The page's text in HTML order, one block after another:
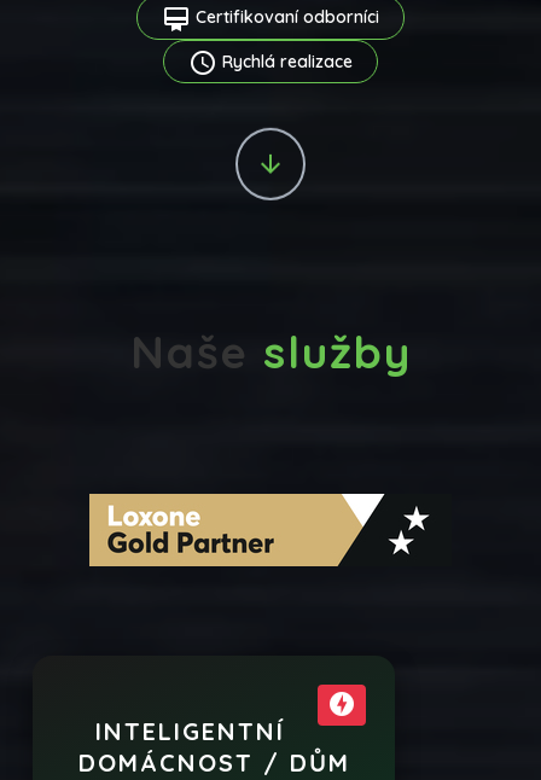
card_membership Certifikovaní odborníci
access_time Rychlá realizace
arrow_downward
Naše služby
offline_bolt
INTELIGENTNÍ
DOMÁCNOST / DŮM